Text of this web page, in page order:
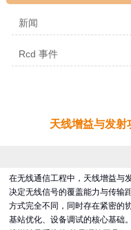
新闻
Rcd 事件
天线增益与发射
在无线通信工程中，天线增益与
决定无线信号的覆盖能力与传输
方式完全不同，同时存在紧密的
基站优化、设备调试的核心基础